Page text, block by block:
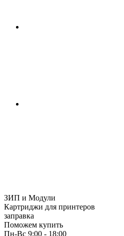
ЗИП и Модули
Картриджи для принтеров
заправка
Поможем купить
Пн-Вс 9:00 - 18:00